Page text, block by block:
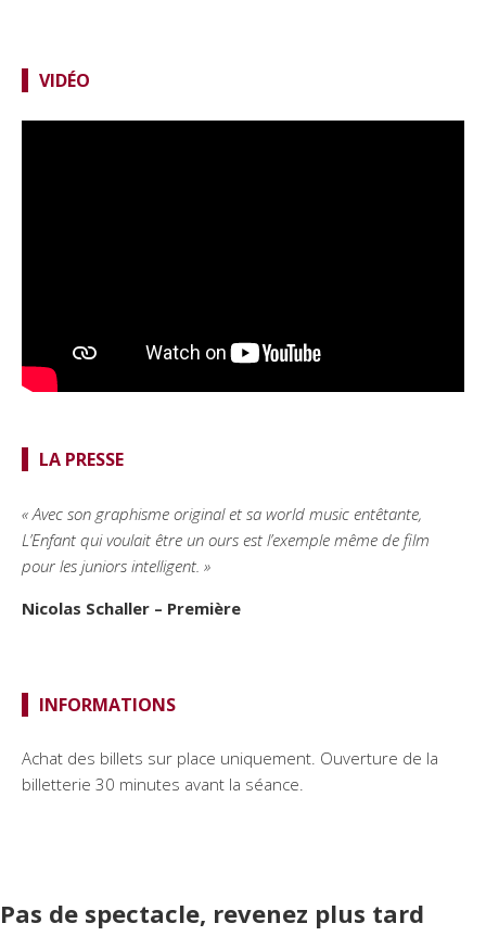
VIDÉO
LA PRESSE
« Avec son graphisme original et sa world music entêtante,
L’Enfant qui voulait être un ours est l’exemple même de film
pour les juniors intelligent. »
Nicolas Schaller – Première
INFORMATIONS
Achat des billets sur place uniquement. Ouverture de la
billetterie 30 minutes avant la séance.
Pas de spectacle, revenez plus tard